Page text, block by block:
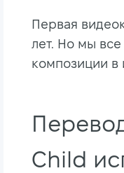
Первая
лет. Но мы
композиции в
Child